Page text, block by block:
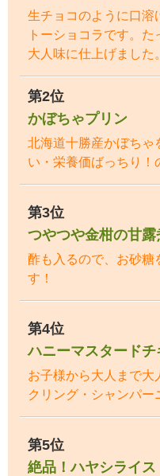
生チョコのように口溶
トーショコラです。た
大人味に仕上げました。
第2位
かぼちゃプリン
北海道十勝産かぼちゃ
い・栄養価ばっちり！
第3位
つやつや金柑の甘露
酢も入るので、お砂糖
す！
第4位
ハニーマスタードチ
お子様から大人まで大
クリング・シャンパー
第5位
絶品！ハヤシライス